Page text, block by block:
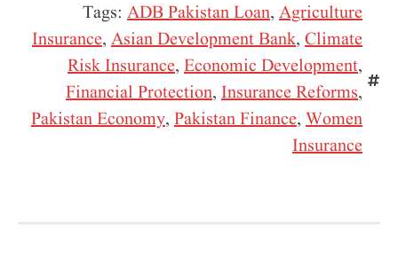
Tags: ADB Pakistan Loan, Agriculture
Insurance, Asian Development Bank, Climate
Risk Insurance, Economic Development,
Financial Protection, Insurance Reforms,
Pakistan Economy, Pakistan Finance, Women
Insurance